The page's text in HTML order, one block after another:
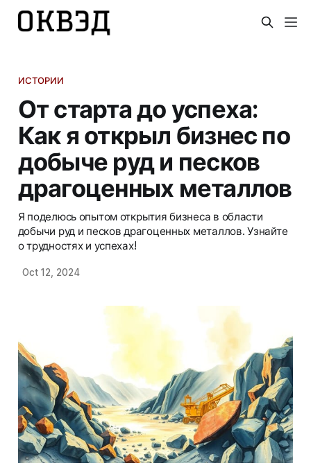
ИСТОРИИ
От старта до успеха:
Как я открыл бизнес по
добыче руд и песков
драгоценных металлов
Я поделюсь опытом открытия бизнеса в области
добычи руд и песков драгоценных металлов. Узнайте
о трудностях и успехах!
Oct 12, 2024